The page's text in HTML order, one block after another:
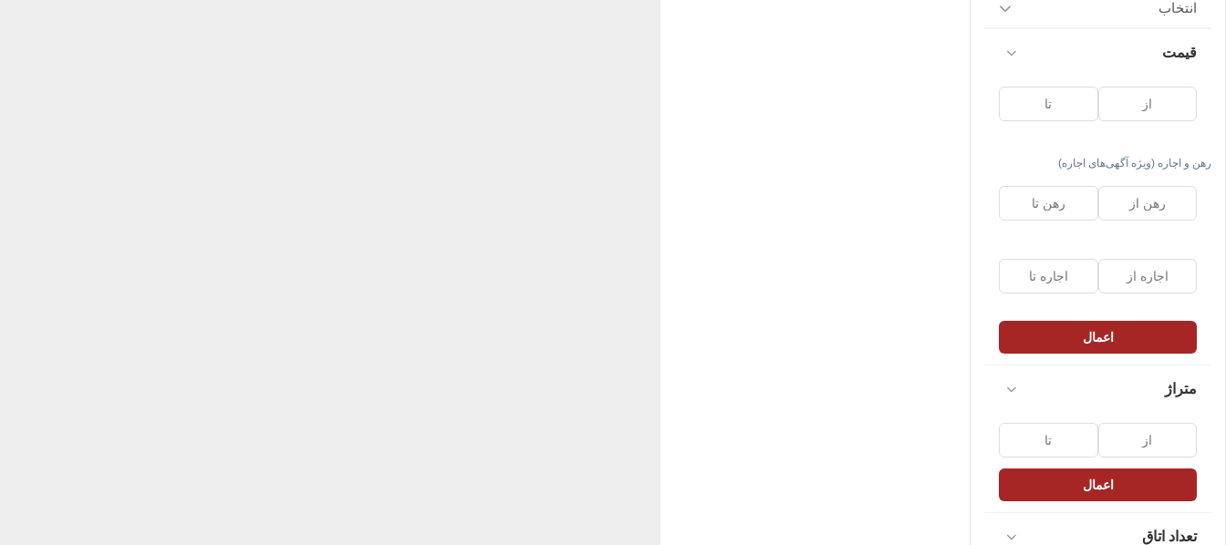
انتخاب
قیمت
رهن و اجاره (ویژه آگهی‌های اجاره)
اعمال
متراژ
اعمال
تعداد اتاق